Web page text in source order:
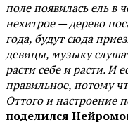
поле появилась ель в
нехитрое — дерево
года, будут сюда
девицы, музыку
расти себе и расти. И
правильное, потому
Оттого и настроение
поделился